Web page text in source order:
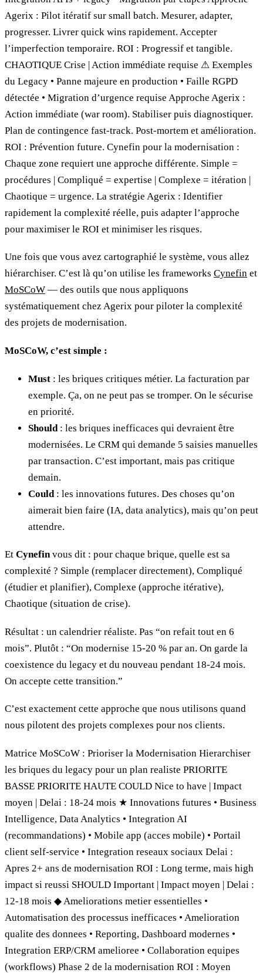
Agerix : Pilot itératif sur small batch. Mesurer, adapter,
progresser. Livrer quick wins rapidement. Accepter
l’imperfection temporaire. ROI : Progressif et tangible.
CHAOTIQUE Crise | Action immédiate requise ⚠ Exemples
du Legacy • Panne majeure en production • Faille RGPD
détectée • Migration d’urgence requise Approche Agerix :
Action immédiate (war room). Stabiliser puis diagnostiquer.
Plan de contingence fast-track. Post-mortem et amélioration.
ROI : Prévention future. Cynefin pour la modernisation :
Chaque zone requiert une approche différente. Simple =
procédures | Compliqué = expertise | Complexe = itération |
Chaotique = urgence. La stratégie Agerix : Identifier
rapidement la complexité réelle, puis adapter l’approche
pour maximiser le ROI et minimiser les risques.
Une fois que vous avez cartographié le système, vous allez
hiérarchiser. C’est là qu’on utilise les frameworks Cynefin et
MoSCoW — des outils que nous appliquons
systématiquement chez Agerix pour piloter la complexité
des projets de modernisation.
MoSCoW, c’est simple :
Must : les briques critiques métier. La facturation par
exemple. Ça, on ne peut pas se tromper. On le sécurise
en priorité.
Should : les briques inefficaces qui devraient être
modernisées. Le CRM qui demande 5 saisies manuelles
par transaction. C’est important, mais pas critique
demain.
Could : les innovations futures. Des choses qu’on
aimerait bien faire (IA, data analytics), mais qu’on peut
attendre.
Et Cynefinvous dit : pour chaque brique, quelle est sa
complexité ? Simple (remplacer directement), Compliqué
(étudier et planifier), Complexe (approche itérative),
Chaotique (situation de crise).
Résultat : un calendrier réaliste. Pas “on refait tout en 6
mois”. Plutôt : “On modernise 15-20 % par an. On garde la
coexistence du legacy et du nouveau pendant 18-24 mois.
On accepte cette transition.”
C’est exactement cette approche que nous utilisons quand
nous pilotent des projets complexes pour nos clients.
Matrice MoSCoW : Prioriser la Modernisation Hierarchiser
les briques du legacy pour un plan realiste PRIORITE
BASSE PRIORITE HAUTE COULD Nice to have | Impact
moyen | Delai : 18-24 mois ★ Innovations futures • Business
Intelligence, Data Analytics • Integration AI
(recommandations) • Mobile app (acces mobile) • Portail
client self-service • Integration reseaux sociaux Delai :
Apres 2+ ans de modernisation ROI : Long terme, mais high
impact si reussi SHOULD Important | Impact moyen | Delai :
12-18 mois ◆ Ameliorations metier essentielles •
Automatisation des processus inefficaces • Amelioration
qualite des donnees • Reporting, Dashboard modernes •
Integration ERP/CRM amelioree • Collaboration equipes
(workflows) Phase 2 de la modernisation ROI : Moyen